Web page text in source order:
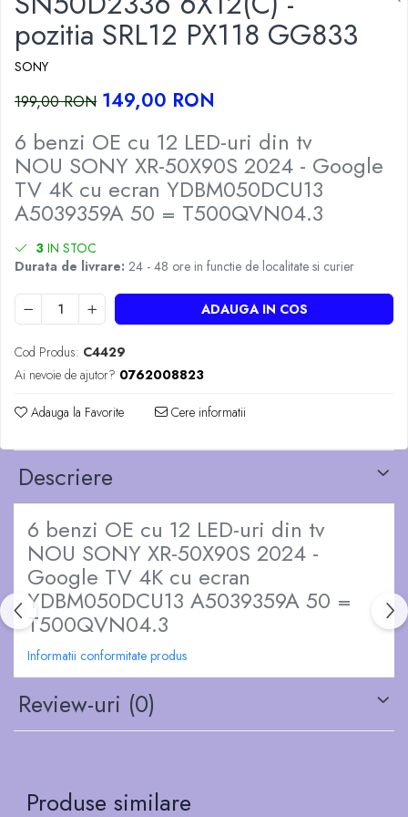
pozitia SRL12 PX118 GG833
SONY
199,00 RON 149,00 RON
6 benzi OE cu 12 LED-uri din tv
NOU SONY XR-50X90S 2024 - Google
TV 4K cu ecran YDBM050DCU13
A5039359A 50 = T500QVN04.3
3 IN STOC
Durata de livrare: 24 - 48 ore in functie de localitate si curier
ADAUGA IN COS
Cod Produs: C4429
Ai nevoie de ajutor? 0762008823
Adauga la Favorite Cere informatii
Descriere
6 benzi OE cu 12 LED-uri din tv
NOU SONY XR-50X90S 2024 -
Google TV 4K cu ecran
YDBM050DCU13 A5039359A 50 =
T500QVN04.3
Informatii conformitate produs
Review-uri (0)
Produse similare